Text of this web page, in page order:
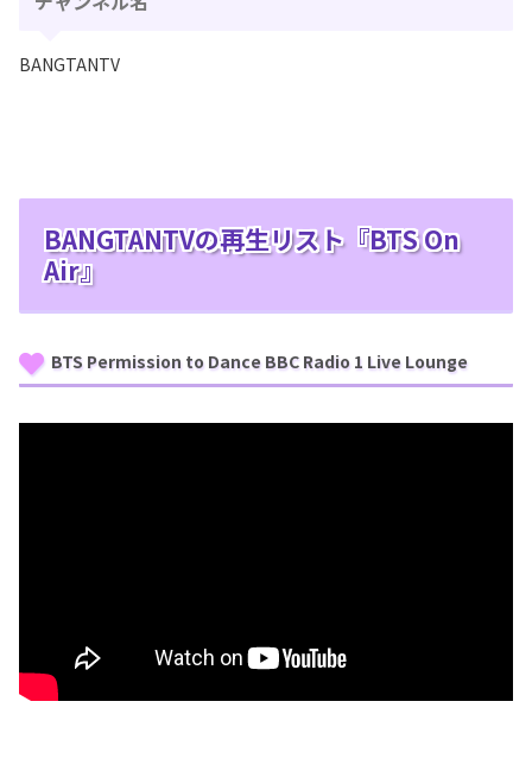
BANGTANTV
BANGTANTVの再生リスト『BTS On
Air』
BTS Permission to Dance BBC Radio 1 Live Lounge